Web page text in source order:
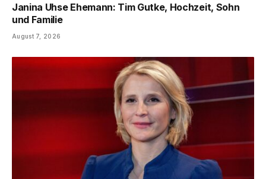
Janina Uhse Ehemann: Tim Gutke, Hochzeit, Sohn
und Familie
August 7, 2026